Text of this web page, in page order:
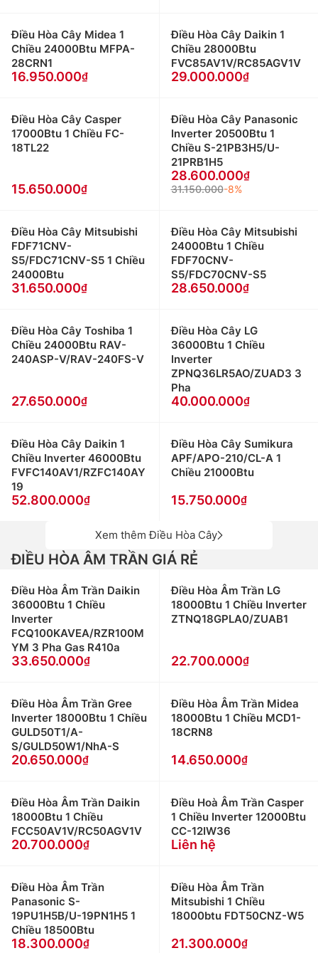
Điều Hòa Cây Midea 1
Chiều 24000Btu MFPA-
28CRN1
16.950.000
Điều Hòa Cây Daikin 1
Chiều 28000Btu
FVC85AV1V/RC85AGV1V
29.000.000
Điều Hòa Cây Casper
17000Btu 1 Chiều FC-
18TL22
15.650.000
Điều Hòa Cây Panasonic
Inverter 20500Btu 1
Chiều S-21PB3H5/U-
21PRB1H5
28.600.000
31.150.000-8%
Điều Hòa Cây Mitsubishi
FDF71CNV-
S5/FDC71CNV-S5 1 Chiều
24000Btu
31.650.000
Điều Hòa Cây Mitsubishi
24000Btu 1 Chiều
FDF70CNV-
S5/FDC70CNV-S5
28.650.000
Điều Hòa Cây Toshiba 1
Chiều 24000Btu RAV-
240ASP-V/RAV-240FS-V
27.650.000
Điều Hòa Cây LG
36000Btu 1 Chiều
Inverter
ZPNQ36LR5AO/ZUAD3 3
Pha
40.000.000
Điều Hòa Cây Daikin 1
Chiều Inverter 46000Btu
FVFC140AV1/RZFC140AY
19
52.800.000
Điều Hòa Cây Sumikura
APF/APO-210/CL-A 1
Chiều 21000Btu
15.750.000
Xem thêm Điều Hòa Cây
ĐIỀU HÒA ÂM TRẦN GIÁ RẺ
Điều Hòa Âm Trần Daikin
36000Btu 1 Chiều
Inverter
FCQ100KAVEA/RZR100M
YM 3 Pha Gas R410a
33.650.000
Điều Hòa Âm Trần LG
18000Btu 1 Chiều Inverter
ZTNQ18GPLA0/ZUAB1
22.700.000
Điều Hòa Âm Trần Gree
Inverter 18000Btu 1 Chiều
GULD50T1/A-
S/GULD50W1/NhA-S
20.650.000
Điều Hòa Âm Trần Midea
18000Btu 1 Chiều MCD1-
18CRN8
14.650.000
Điều Hòa Âm Trần Daikin
18000Btu 1 Chiều
FCC50AV1V/RC50AGV1V
20.700.000
Điều Hoà Âm Trần Casper
1 Chiều Inverter 12000Btu
CC-12IW36
Liên hệ
Điều Hòa Âm Trần
Panasonic S-
19PU1H5B/U-19PN1H5 1
Chiều 18500Btu
18.300.000
Điều Hòa Âm Trần
Mitsubishi 1 Chiều
18000btu FDT50CNZ-W5
21.300.000